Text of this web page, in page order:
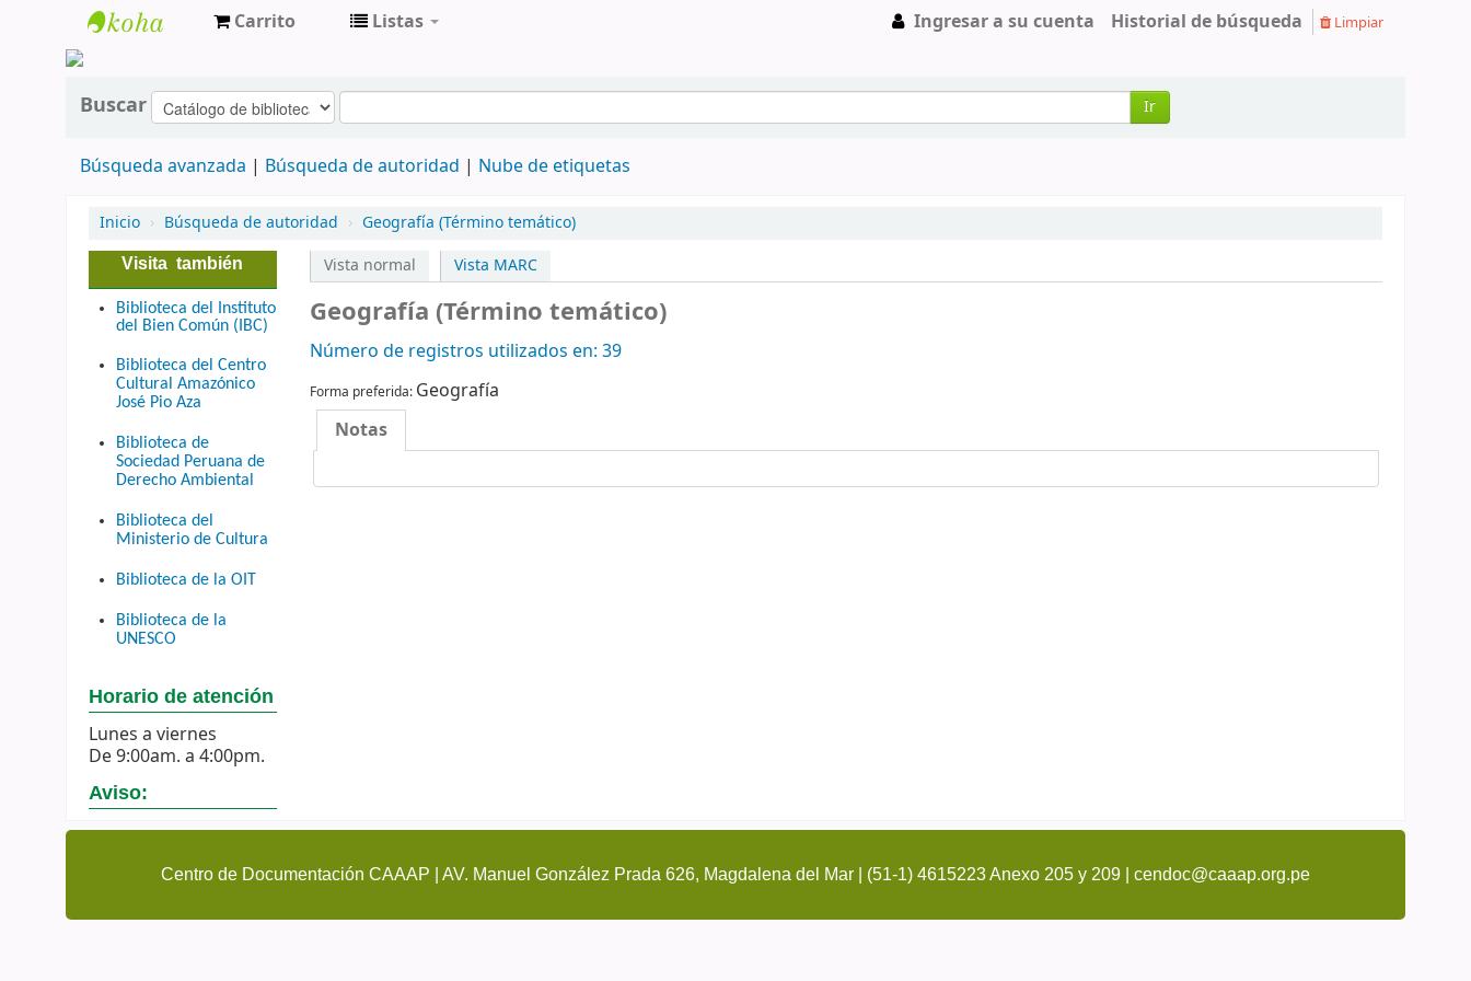
Carrito Listas Ingresar a su cuenta Historial de búsqueda Limpiar
Buscar Ir
Búsqueda avanzada Búsqueda de autoridad Nube de etiquetas
Inicio › Búsqueda de autoridad › Geografía (Término temático)
Visita también
Biblioteca del Instituto
del Bien Común (IBC)
Biblioteca del Centro
Cultural Amazónico
José Pio Aza
Biblioteca de
Sociedad Peruana de
Derecho Ambiental
Biblioteca del
Ministerio de Cultura
Biblioteca de la OIT
Biblioteca de la
UNESCO
Horario de atención
Lunes a viernes
De 9:00am. a 4:00pm.
Aviso:
Vista normal Vista MARC
Geografía (Término temático)
Número de registros utilizados en: 39
Forma preferida: Geografía
Notas
Centro de Documentación CAAAP | AV. Manuel González Prada 626, Magdalena del Mar | (51-1) 4615223 Anexo 205 y 209 | cendoc@caaap.org.pe